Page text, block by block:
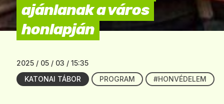
ajánlanak a város
honlapján
2025 / 05 / 03 / 15:35
KATONAI TÁBOR
PROGRAM #HONVÉDELEM